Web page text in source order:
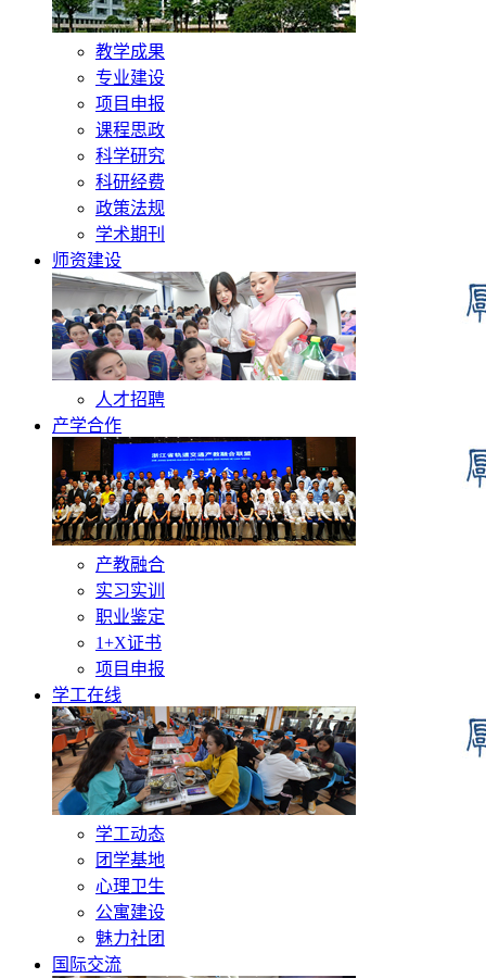
教学成果
专业建设
项目申报
课程思政
科学研究
科研经费
政策法规
学术期刊
师资建设
人才招聘
产学合作
产教融合
实习实训
职业鉴定
1+X证书
项目申报
学工在线
学工动态
团学基地
心理卫生
公寓建设
魅力社团
国际交流